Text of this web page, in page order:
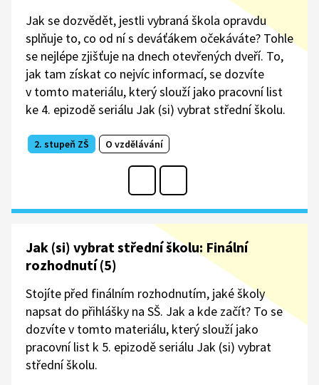
Jak se dozvědět, jestli vybraná škola opravdu
splňuje to, co od ní s deváťákem očekáváte? Tohle
se nejlépe zjišťuje na dnech otevřených dveří. To,
jak tam získat co nejvíc informací, se dozvíte
v tomto materiálu, který slouží jako pracovní list
ke 4. epizodě seriálu Jak (si) vybrat střední školu.
2. stupeň ZŠ O vzdělávání
Jak (si) vybrat střední školu: Finální
rozhodnutí (5)
Stojíte před finálním rozhodnutím, jaké školy
napsat do přihlášky na SŠ. Jak a kde začít? To se
dozvíte v tomto materiálu, který slouží jako
pracovní list k 5. epizodě seriálu Jak (si) vybrat
střední školu.